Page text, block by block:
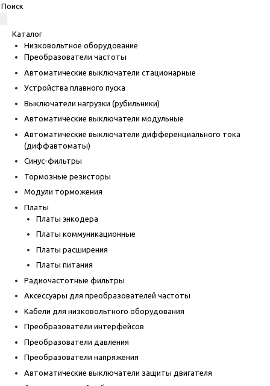
Каталог
Низковольтное оборудование
Преобразователи частоты
Автоматические выключатели стационарные
Устройства плавного пуска
Выключатели нагрузки (рубильники)
Автоматические выключатели модульные
Автоматические выключатели дифференциального тока
(диффавтоматы)
Синус-фильтры
Тормозные резисторы
Модули торможения
Платы
Платы энкодера
Платы коммуникационные
Платы расширения
Платы питания
Радиочастотные фильтры
Аксессуары для преобразователей частоты
Кабели для низковольтного оборудования
Преобразователи интерфейсов
Преобразователи давления
Преобразователи напряжения
Автоматические выключатели защиты двигателя